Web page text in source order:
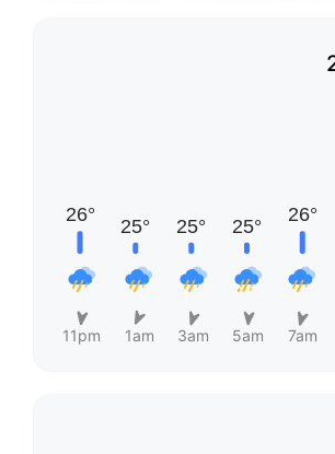
11pm 1am 3am 5am 7am